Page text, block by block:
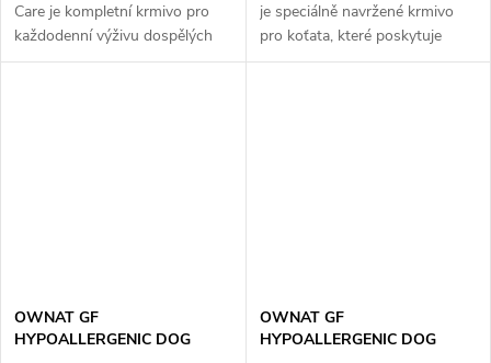
Care je kompletní krmivo pro
každodenní výživu dospělých
koček. Toto krmivo je navrženo
je speciálně navržené krmivo
pro koťata, které poskytuje
všechny nezbytné živiny pro
OWNAT GF
HYPOALLERGENIC DOG
OWNAT GF
HYPOALLERGENIC DOG